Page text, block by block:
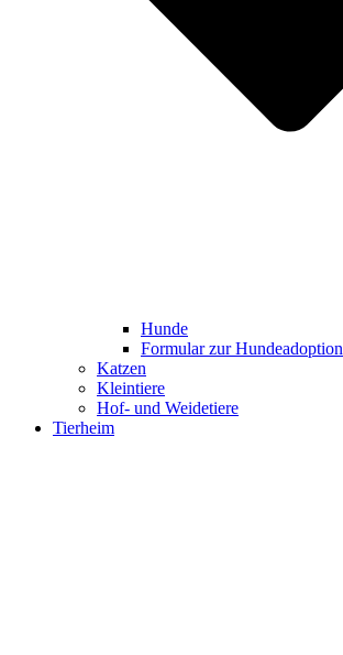
Hunde
Formular zur Hundeadoption
Katzen
Kleintiere
Hof- und Weidetiere
Tierheim